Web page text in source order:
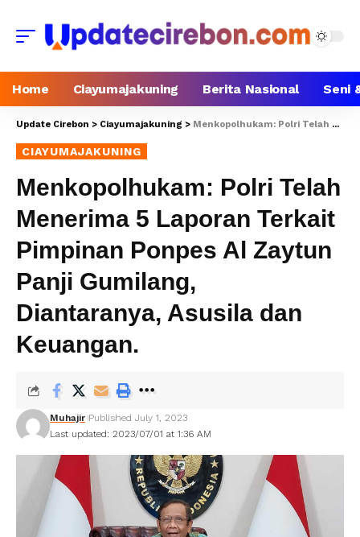
Home Ciayumajakuning Berita Nasional Seni
Update Cirebon > Ciayumajakuning > Menkopolhukam: Polri Telah Menerima 5 Laporan Terkait Pimpinan Ponpes Al Zaytun Panji Gumilang, Diantaranya, Asusila dan Keuangan.
CIAYUMAJAKUNING
Menkopolhukam: Polri Telah
Menerima 5 Laporan Terkait
Pimpinan Ponpes Al Zaytun
Panji Gumilang,
Diantaranya, Asusila dan
Keuangan.
Last updated: 2023/07/01 at 1:36 AM
Muhajir Published July 1, 2023